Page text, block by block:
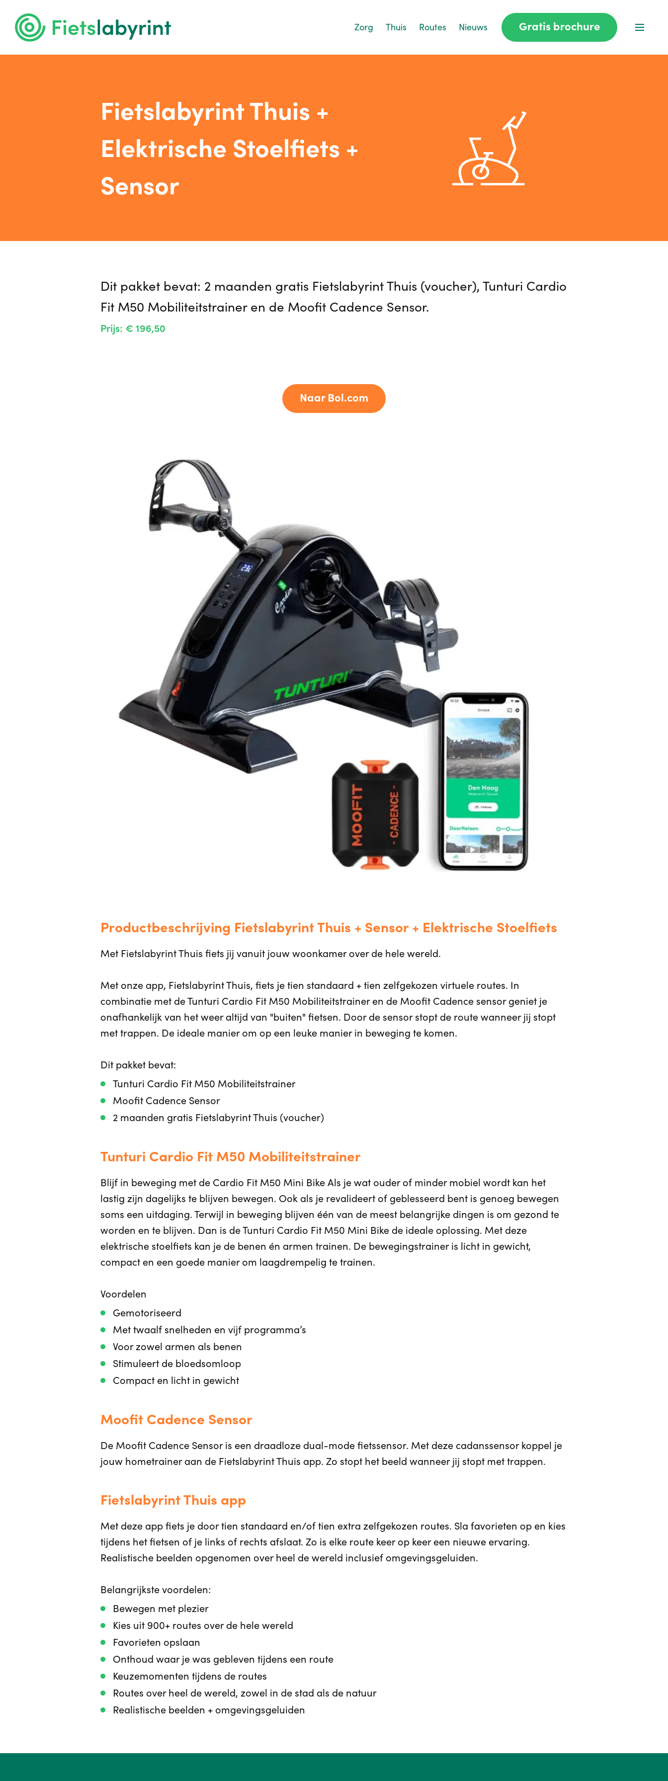
Zorg Thuis Routes Nieuws Gratis brochure
Fietslabyrint Thuis +
Elektrische Stoelfiets +
Sensor
Dit pakket bevat: 2 maanden gratis Fietslabyrint Thuis (voucher), Tunturi Cardio
Fit M50 Mobiliteitstrainer en de Moofit Cadence Sensor.
Prijs: € 196,50
Naar Bol.com
Productbeschrijving Fietslabyrint Thuis + Sensor + Elektrische Stoelfiets
Met Fietslabyrint Thuis fiets jij vanuit jouw woonkamer over de hele wereld.
Met onze app, Fietslabyrint Thuis, fiets je tien standaard + tien zelfgekozen virtuele routes. In
combinatie met de Tunturi Cardio Fit M50 Mobiliteitstrainer en de Moofit Cadence sensor geniet je
onafhankelijk van het weer altijd van "buiten" fietsen. Door de sensor stopt de route wanneer jij stopt
met trappen. De ideale manier om op een leuke manier in beweging te komen.
Dit pakket bevat:
Tunturi Cardio Fit M50 Mobiliteitstrainer
Moofit Cadence Sensor
2 maanden gratis Fietslabyrint Thuis (voucher)
Tunturi Cardio Fit M50 Mobiliteitstrainer
Blijf in beweging met de Cardio Fit M50 Mini Bike Als je wat ouder of minder mobiel wordt kan het
lastig zijn dagelijks te blijven bewegen. Ook als je revalideert of geblesseerd bent is genoeg bewegen
soms een uitdaging. Terwijl in beweging blijven één van de meest belangrijke dingen is om gezond te
worden en te blijven. Dan is de Tunturi Cardio Fit M50 Mini Bike de ideale oplossing. Met deze
elektrische stoelfiets kan je de benen én armen trainen. De bewegingstrainer is licht in gewicht,
compact en een goede manier om laagdrempelig te trainen.
Voordelen
Gemotoriseerd
Met twaalf snelheden en vijf programma’s
Voor zowel armen als benen
Stimuleert de bloedsomloop
Compact en licht in gewicht
Moofit Cadence Sensor
De Moofit Cadence Sensor is een draadloze dual-mode fietssensor. Met deze cadanssensor koppel je
jouw hometrainer aan de Fietslabyrint Thuis app. Zo stopt het beeld wanneer jij stopt met trappen.
Fietslabyrint Thuis app
Met deze app fiets je door tien standaard en/of tien extra zelfgekozen routes. Sla favorieten op en kies
tijdens het fietsen of je links of rechts afslaat. Zo is elke route keer op keer een nieuwe ervaring.
Realistische beelden opgenomen over heel de wereld inclusief omgevingsgeluiden.
Belangrijkste voordelen:
Bewegen met plezier
Kies uit 900+ routes over de hele wereld
Favorieten opslaan
Onthoud waar je was gebleven tijdens een route
Keuzemomenten tijdens de routes
Routes over heel de wereld, zowel in de stad als de natuur
Realistische beelden + omgevingsgeluiden